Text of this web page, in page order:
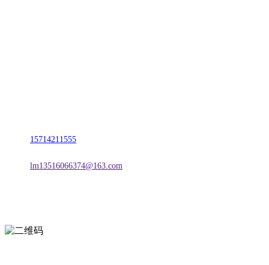
15714211555
lm13516066374@163.com